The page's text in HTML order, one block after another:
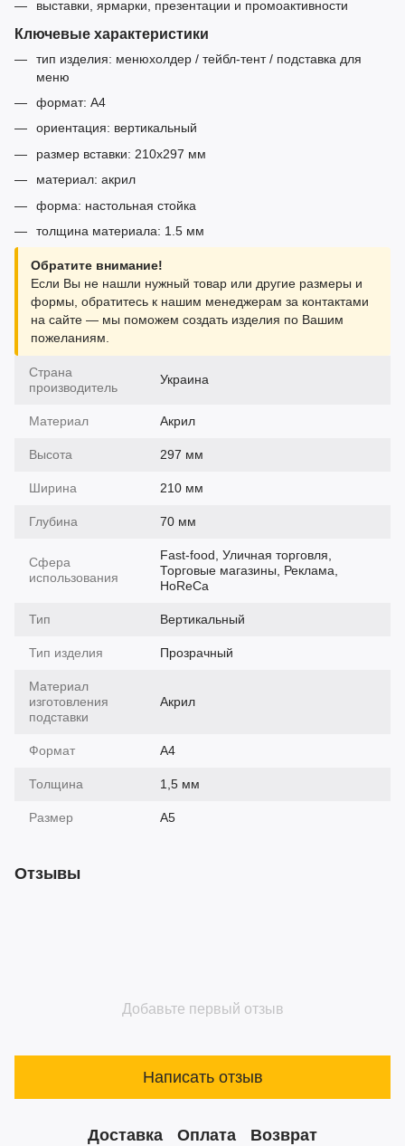
выставки, ярмарки, презентации и промоактивности
Ключевые характеристики
тип изделия: менюхолдер / тейбл-тент / подставка для
меню
формат: А4
ориентация: вертикальный
размер вставки: 210x297 мм
материал: акрил
форма: настольная стойка
толщина материала: 1.5 мм
Обратите внимание!
Если Вы не нашли нужный товар или другие размеры и
формы, обратитесь к нашим менеджерам за контактами
на сайте — мы поможем создать изделия по Вашим
пожеланиям.
Страна
производитель
Украина
Материал Акрил
Высота 297 мм
Ширина 210 мм
Глубина 70 мм
Сфера
использования
Fast-food, Уличная торговля,
Торговые магазины, Реклама,
HoReCa
Тип Вертикальный
Тип изделия Прозрачный
Материал
изготовления
подставки
Акрил
Формат A4
Толщина 1,5 мм
Размер А5
Отзывы
Добавьте первый отзыв
Написать отзыв
Доставка Оплата Возврат